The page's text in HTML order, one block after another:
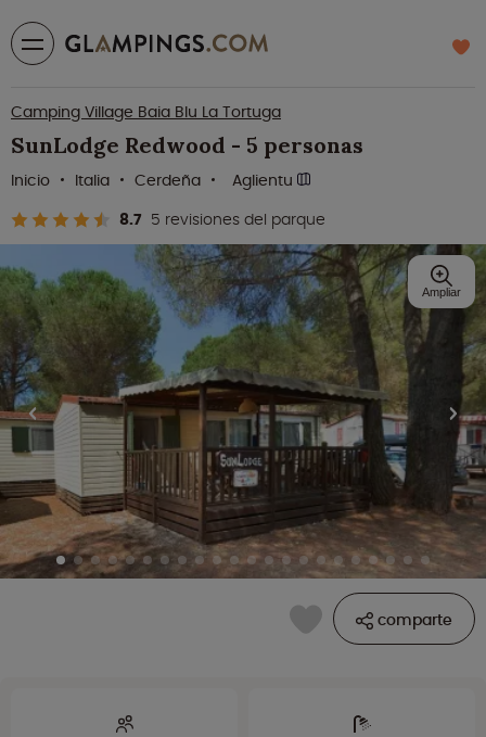
Camping Village Baia Blu La Tortuga
SunLodge Redwood - 5 personas
8.7 5 revisiones del parque
Inicio Italia Cerdeña Aglientu
comparte
Ampliar